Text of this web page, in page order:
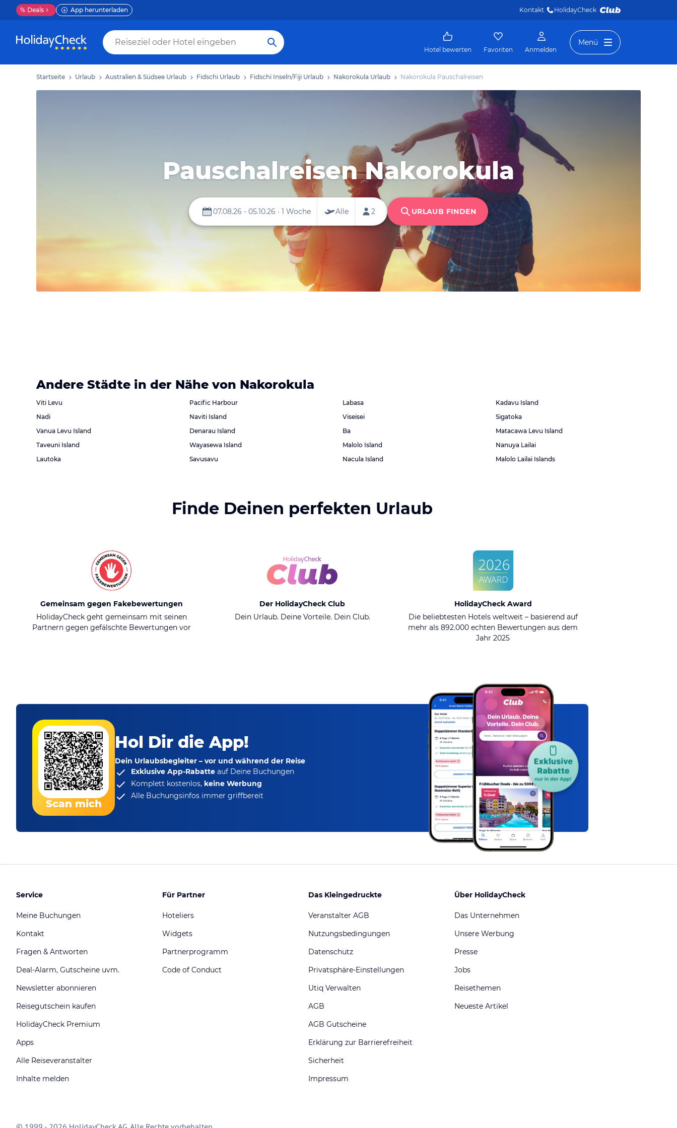
% Deals App herunterladen Kontakt HolidayCheck
Hotel bewerten Favoriten Anmelden
Menü
Startseite Urlaub Australien & Südsee Urlaub Fidschi Urlaub Fidschi Inseln/Fiji Urlaub Nakorokula Urlaub Nakorokula Pauschalreisen
Pauschalreisen Nakorokula
Andere Städte in der Nähe von Nakorokula
Viti Levu
Nadi
Vanua Levu Island
Taveuni Island
Lautoka
Pacific Harbour
Naviti Island
Denarau Island
Wayasewa Island
Savusavu
Labasa
Viseisei
Ba
Malolo Island
Nacula Island
Kadavu Island
Sigatoka
Matacawa Levu Island
Nanuya Lailai
Malolo Lailai Islands
Finde Deinen perfekten Urlaub
Gemeinsam gegen Fakebewertungen
HolidayCheck geht gemeinsam mit seinen
Partnern gegen gefälschte Bewertungen vor
Der HolidayCheck Club
Dein Urlaub. Deine Vorteile. Dein Club.
HolidayCheck Award
Die beliebtesten Hotels weltweit – basierend auf
mehr als 892.000 echten Bewertungen aus dem
Jahr 2025
Scan mich
Hol Dir die App!
Dein Urlaubsbegleiter – vor und während der Reise
Exklusive App-Rabatte auf Deine Buchungen
Komplett kostenlos, keine Werbung
Alle Buchungsinfos immer griffbereit
Service
Meine Buchungen
Kontakt
Fragen & Antworten
Deal-Alarm, Gutscheine uvm.
Newsletter abonnieren
Reisegutschein kaufen
HolidayCheck Premium
Apps
Alle Reiseveranstalter
Inhalte melden
Für Partner
Hoteliers
Widgets
Partnerprogramm
Code of Conduct
Das Kleingedruckte
Veranstalter AGB
Nutzungsbedingungen
Datenschutz
Privatsphäre-Einstellungen
Utiq Verwalten
AGB
AGB Gutscheine
Erklärung zur Barrierefreiheit
Sicherheit
Impressum
Über HolidayCheck
Das Unternehmen
Unsere Werbung
Presse
Jobs
Reisethemen
Neueste Artikel